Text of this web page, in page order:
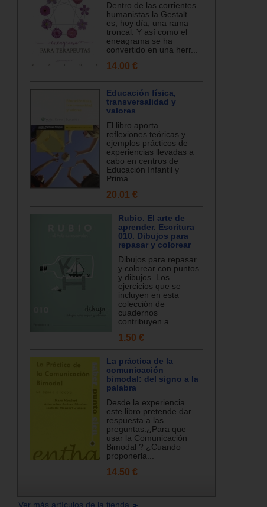
Dentro de las corrientes
humanistas la Gestalt
es, hoy día, una rama
troncal. Y así como el
eneagrama se ha
convertido en una herr...
14.00 €
Educación física,
transversalidad y
valores
El libro aporta
reflexiones teóricas y
ejemplos prácticos de
experiencias llevadas a
cabo en centros de
Educación Infantil y
Prima...
20.01 €
Rubio. El arte de
aprender. Escritura
010. Dibujos para
repasar y colorear
Dibujos para repasar
y colorear con puntos
y dibujos. Los
ejercicios que se
incluyen en esta
colección de
cuadernos
contribuyen a...
1.50 €
La práctica de la
comunicación
bimodal: del signo a la
palabra
Desde la experiencia
este libro pretende dar
respuesta a las
preguntas:¿Para que
usar la Comunicación
Bimodal ? ¿Cuando
proponerla...
14.50 €
Ver más artículos de la tienda